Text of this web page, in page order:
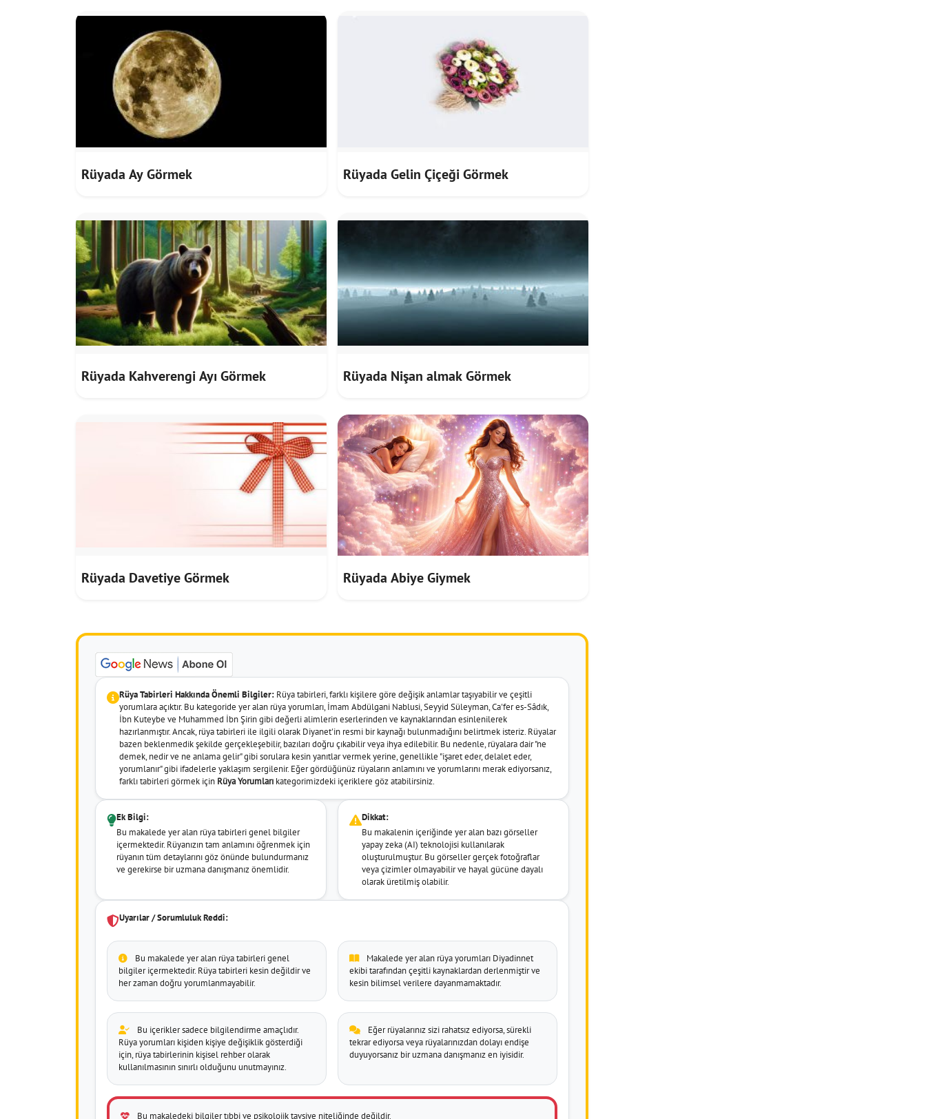
Rüyada Ay Görmek Rüyada Gelin Çiçeği Görmek
Rüyada Kahverengi Ayı Görmek Rüyada Nişan almak Görmek
Rüyada Davetiye Görmek Rüyada Abiye Giymek
Rüya Tabirleri Hakkında Önemli Bilgiler: Rüya tabirleri, farklı kişilere göre değişik anlamlar taşıyabilir ve çeşitli
yorumlara açıktır. Bu kategoride yer alan rüya yorumları, İmam Abdülgani Nablusi, Seyyid Süleyman, Ca'fer es-Sâdık,
İbn Kuteybe ve Muhammed İbn Şirin gibi değerli alimlerin eserlerinden ve kaynaklarından esinlenilerek
hazırlanmıştır. Ancak, rüya tabirleri ile ilgili olarak Diyanet'in resmi bir kaynağı bulunmadığını belirtmek isteriz. Rüyalar
bazen beklenmedik şekilde gerçekleşebilir, bazıları doğru çıkabilir veya ihya edilebilir. Bu nedenle, rüyalara dair "ne
demek, nedir ve ne anlama gelir" gibi sorulara kesin yanıtlar vermek yerine, genellikle "işaret eder, delalet eder,
yorumlanır" gibi ifadelerle yaklaşım sergilenir. Eğer gördüğünüz rüyaların anlamını ve yorumlarını merak ediyorsanız,
farklı tabirleri görmek için Rüya Yorumları kategorimizdeki içeriklere göz atabilirsiniz.
Ek Bilgi:
Bu makalede yer alan rüya tabirleri genel bilgiler
içermektedir. Rüyanızın tam anlamını öğrenmek için
rüyanın tüm detaylarını göz önünde bulundurmanız
ve gerekirse bir uzmana danışmanız önemlidir.
Dikkat:
Bu makalenin içeriğinde yer alan bazı görseller
yapay zeka (AI) teknolojisi kullanılarak
oluşturulmuştur. Bu görseller gerçek fotoğraflar
veya çizimler olmayabilir ve hayal gücüne dayalı
olarak üretilmiş olabilir.
Uyarılar / Sorumluluk Reddi:
Bu makalede yer alan rüya tabirleri genel
bilgiler içermektedir. Rüya tabirleri kesin değildir ve
her zaman doğru yorumlanmayabilir.
Makalede yer alan rüya yorumları Diyadinnet
ekibi tarafından çeşitli kaynaklardan derlenmiştir ve
kesin bilimsel verilere dayanmamaktadır.
Bu içerikler sadece bilgilendirme amaçlıdır.
Rüya yorumları kişiden kişiye değişiklik gösterdiği
için, rüya tabirlerinin kişisel rehber olarak
kullanılmasının sınırlı olduğunu unutmayınız.
Eğer rüyalarınız sizi rahatsız ediyorsa, sürekli
tekrar ediyorsa veya rüyalarınızdan dolayı endişe
duyuyorsanız bir uzmana danışmanız en iyisidir.
Bu makaledeki bilgiler tıbbi ve psikolojik tavsiye niteliğinde değildir.